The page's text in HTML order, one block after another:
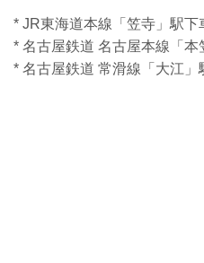
* JR東海道本線「笠寺」駅下
* 名古屋鉄道 名古屋本線「
* 名古屋鉄道 常滑線「大江」